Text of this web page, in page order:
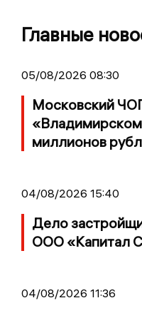
Главные
05/08/2026 08:30
Московский
миллионов
04/08/2026 15:40
Дело
ООО «Капитал
04/08/2026 11:36